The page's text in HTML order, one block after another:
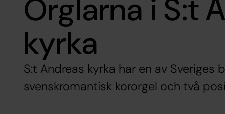
Orglarna i S:t
kyrka
S:t Andreas kyrka har en av Sveriges
svenskromantisk kororgel och två